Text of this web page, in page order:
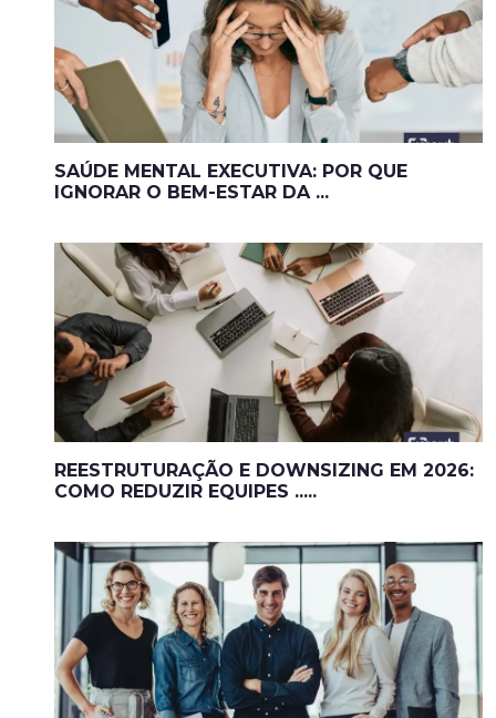
SAÚDE MENTAL EXECUTIVA: POR QUE
IGNORAR O BEM-ESTAR DA ...
REESTRUTURAÇÃO E DOWNSIZING EM 2026:
COMO REDUZIR EQUIPES .....